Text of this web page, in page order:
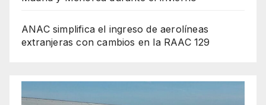
ANAC simplifica el ingreso de aerolíneas
extranjeras con cambios en la RAAC 129